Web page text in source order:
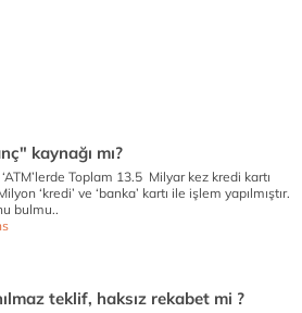
kaynağı mı?
Toplam 13.5 Milyar kez kredi kartı
‘kredi’ ve ‘banka’ kartı ile işlem yapılmıştır.
bulmu..
teklif, haksız rekabet mi ?